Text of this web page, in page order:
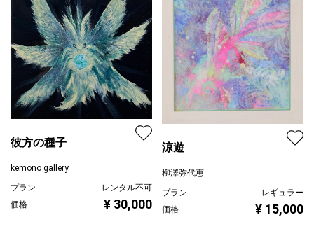
彼方の種子
kemono gallery
プラン
レンタル不可
価格
¥ 30,000
涼遊
柳澤弥代恵
プラン
レギュラー
価格
¥ 15,000